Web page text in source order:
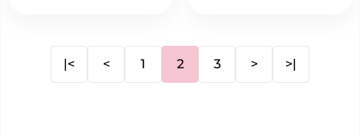
|< < 1 2 3 > >|